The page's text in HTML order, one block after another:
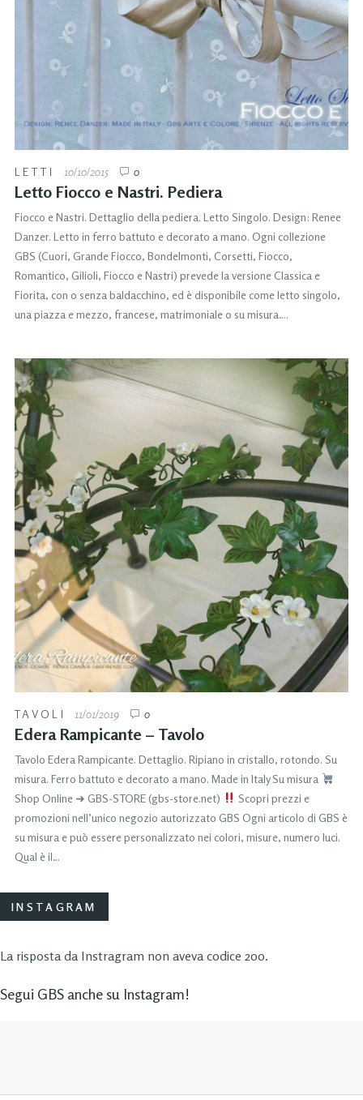
LETTI 10/10/2015 0
Letto Fiocco e Nastri. Pediera
Fiocco e Nastri. Dettaglio della pediera. Letto Singolo. Design: Renee
Danzer. Letto in ferro battuto e decorato a mano. Ogni collezione
GBS (Cuori, Grande Fiocco, Bondelmonti, Corsetti, Fiocco,
Romantico, Gilioli, Fiocco e Nastri) prevede la versione Classica e
Fiorita, con o senza baldacchino, ed è disponibile come letto singolo,
una piazza e mezzo, francese, matrimoniale o su misura….
TAVOLI 11/01/2019 0
Edera Rampicante – Tavolo
Tavolo Edera Rampicante. Dettaglio. Ripiano in cristallo, rotondo. Su
misura. Ferro battuto e decorato a mano. Made in Italy Su misura
Shop Online ➜ GBS-STORE (gbs-store.net)
Scopri prezzi e
promozioni nell’unico negozio autorizzato GBS Ogni articolo di GBS è
su misura e può essere personalizzato nei colori, misure, numero luci.
Qual è il…
INSTAGRAM
La risposta da Instragram non aveva codice 200.
Segui GBS anche su Instagram!